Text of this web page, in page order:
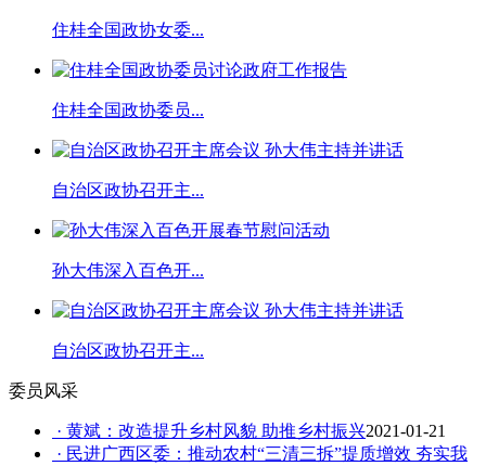
住桂全国政协女委...
住桂全国政协委员...
自治区政协召开主...
孙大伟深入百色开...
自治区政协召开主...
委员风采
· 黄斌：改造提升乡村风貌 助推乡村振兴2021-01-21
· 民进广西区委：推动农村“三清三拆”提质增效 夯实我